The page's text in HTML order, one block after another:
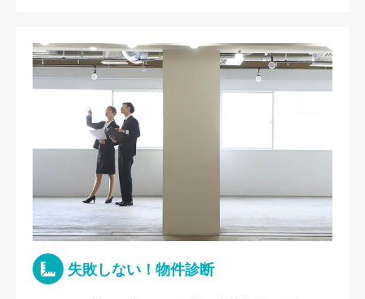
失敗しない！物件診断